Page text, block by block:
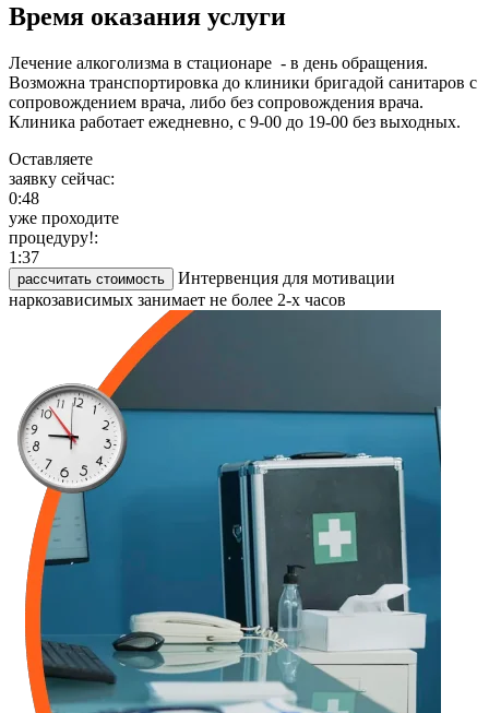
Время оказания услуги
Лечение алкоголизма в стационаре - в день обращения.
Возможна транспортировка до клиники бригадой санитаров с
сопровождением врача, либо без сопровождения врача.
Клиника работает ежедневно, с 9-00 до 19-00 без выходных.
Оставляете
заявку сейчас:
0:48
уже проходите
процедуру!:
1:37
рассчитать стоимость
Интервенция для мотивации
наркозависимых занимает не более 2-х часов